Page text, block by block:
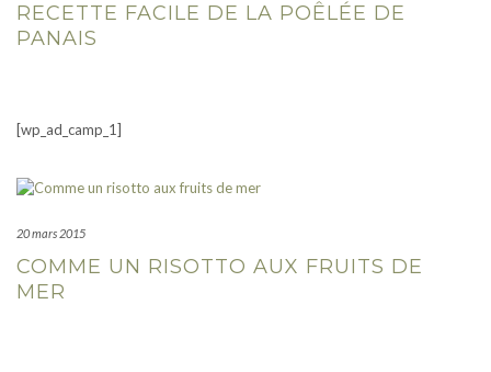
RECETTE FACILE DE LA POÊLÉE DE
PANAIS
[wp_ad_camp_1]
20 mars 2015
COMME UN RISOTTO AUX FRUITS DE
MER